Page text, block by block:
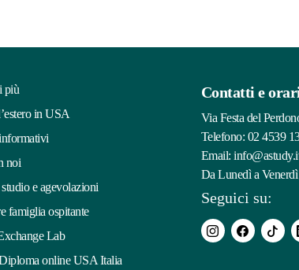
più
in USA
noi
e agevolazioni
famiglia ospitante
Lab
online USA Italia
Contatti e
Via Festa del
Telefono: 02 4539
Email:
Da Lunedì a
Seguici su: